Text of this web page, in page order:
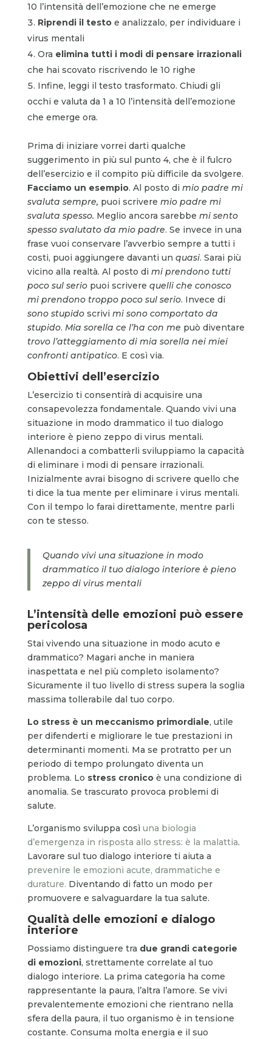
10 l’intensità dell’emozione che ne emerge
Riprendi il testoe analizzalo, per individuare i
virus mentali
Ora elimina tutti i modi di pensare irrazionali
che hai scovato riscrivendo le 10 righe
Infine, leggi il testo trasformato. Chiudi gli
occhi e valuta da 1 a 10 l’intensità dell’emozione
che emerge ora.
Prima di iniziare vorrei darti qualche
suggerimento in più sul punto 4, che è il fulcro
dell’esercizio e il compito più difficile da svolgere.
Facciamo un esempio. Al posto di mio padre mi
svaluta sempre, puoi scrivere mio padre mi
svaluta spesso. Meglio ancora sarebbe mi sento
spesso svalutato da mio padre. Se invece in una
frase vuoi conservare l’avverbio sempre a tutti i
costi, puoi aggiungere davanti un quasi. Sarai più
vicino alla realtà. Al posto di mi prendono tutti
poco sul seriopuoi scrivere quelli che conosco
mi prendono troppo poco sul serio. Invece di
sono stupidoscrivi mi sono comportato da
stupido. Mia sorella ce l’ha con me può diventare
trovo l’atteggiamento di mia sorella nei miei
confronti antipatico. E così via.
Obiettivi dell’esercizio
L’esercizio ti consentirà di acquisire una
consapevolezza fondamentale. Quando vivi una
situazione in modo drammatico il tuo dialogo
interiore è pieno zeppo di virus mentali.
Allenandoci a combatterli sviluppiamo la capacità
di eliminare i modi di pensare irrazionali.
Inizialmente avrai bisogno di scrivere quello che
ti dice la tua mente per eliminare i virus mentali.
Con il tempo lo farai direttamente, mentre parli
con te stesso.
Quando vivi una situazione in modo
drammatico il tuo dialogo interiore è pieno
zeppo di virus mentali
L’intensità delle emozioni può essere
pericolosa
Stai vivendo una situazione in modo acuto e
drammatico? Magari anche in maniera
inaspettata e nel più completo isolamento?
Sicuramente il tuo livello di stress supera la soglia
massima tollerabile dal tuo corpo.
Lo stress è un meccanismo primordiale, utile
per difenderti e migliorare le tue prestazioni in
determinanti momenti. Ma se protratto per un
periodo di tempo prolungato diventa un
problema. Lo stress cronico è una condizione di
anomalia. Se trascurato provoca problemi di
salute.
L’organismo sviluppa così una biologia
d’emergenza in risposta allo stress: è la malattia.
Lavorare sul tuo dialogo interiore ti aiuta a
prevenire le emozioni acute, drammatiche e
durature. Diventando di fatto un modo per
promuovere e salvaguardare la tua salute.
Qualità delle emozioni e dialogo
interiore
Possiamo distinguere tra due grandi categorie
di emozioni, strettamente correlate al tuo
dialogo interiore. La prima categoria ha come
rappresentante la paura, l’altra l’amore. Se vivi
prevalentemente emozioni che rientrano nella
sfera della paura, il tuo organismo è in tensione
costante. Consuma molta energia e il suo